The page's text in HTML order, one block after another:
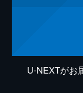
U-NEXTがお